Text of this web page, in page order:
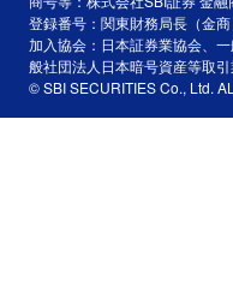
登録番号：関東財務局長（金
加入協会：日本証券業協会、
般社団法人日本暗号資産等取
© SBI SECURITIES Co., Ltd.